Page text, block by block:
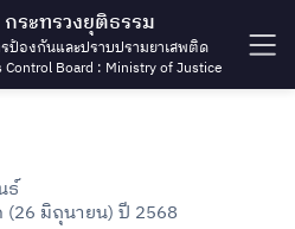
ระทรวงยุติธรรม
ป้องกันและปราบปรามยาเสพติด
Board : Ministry of Justice
ธ์
มิถุนายน) ปี 2568